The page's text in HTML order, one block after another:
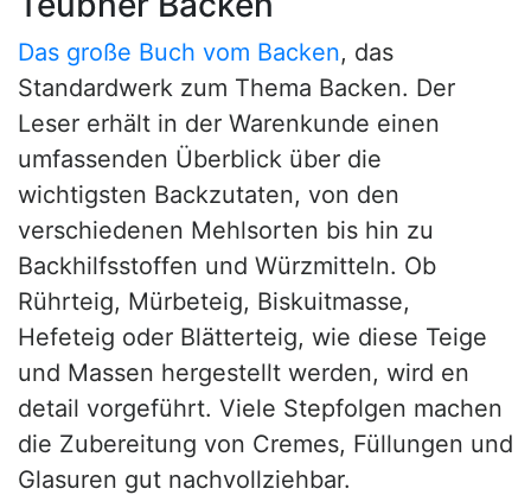
Das große Buch vom Backen, das
Standardwerk zum Thema Backen. Der
Leser erhält in der Warenkunde einen
umfassenden Überblick über die
wichtigsten Backzutaten, von den
verschiedenen Mehlsorten bis hin zu
Backhilfsstoffen und Würzmitteln. Ob
Rührteig, Mürbeteig, Biskuitmasse,
Hefeteig oder Blätterteig, wie diese Teige
und Massen hergestellt werden, wird en
detail vorgeführt. Viele Stepfolgen machen
die Zubereitung von Cremes, Füllungen und
Glasuren gut nachvollziehbar.